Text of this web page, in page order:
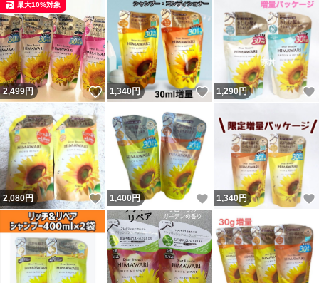
2,499円 いいね！
最大10%対象
1,340円 いいね！
1,290円
2,080円 いいね！
1,400 円 いいね！
1,340円